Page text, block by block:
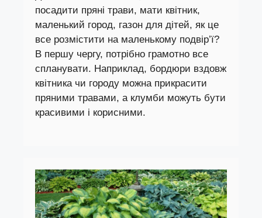
посадити пряні трави, мати квітник,
маленький город, газон для дітей, як це
все розмістити на маленькому подвір’ї?
В першу чергу, потрібно грамотно все
спланувати. Наприклад, бордюри вздовж
квітника чи городу можна прикрасити
пряними травами, а клумби можуть бути
красивими і корисними.